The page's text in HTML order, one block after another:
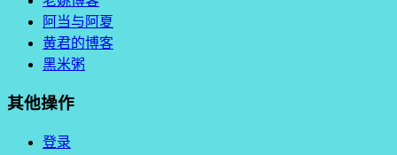
阿当与阿夏
黄君的博客
黑米粥
其他操作
登录